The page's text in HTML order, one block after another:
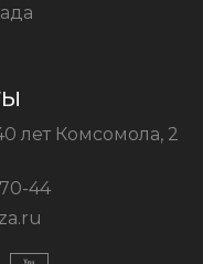
лет Комсомола, 2
44